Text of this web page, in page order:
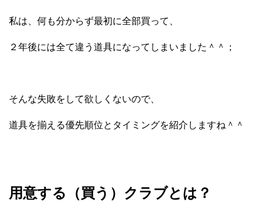
私は、何も分からず最初に全部買って、
２年後には全て違う道具になってしまいました＾＾；
そんな失敗をして欲しくないので、
道具を揃える優先順位とタイミングを紹介しますね＾＾
用意する（買う）クラブとは？